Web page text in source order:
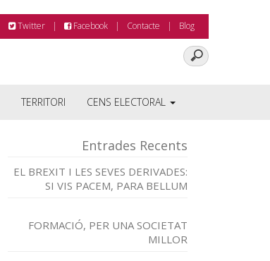
Twitter Facebook Contacte Blog
TERRITORI CENS ELECTORAL
Entrades Recents
EL BREXIT I LES SEVES DERIVADES:
SI VIS PACEM, PARA BELLUM
FORMACIÓ, PER UNA SOCIETAT
MILLOR